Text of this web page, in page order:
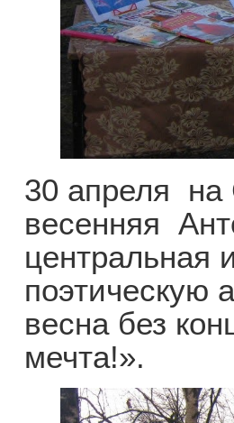
30 апреля на
весенняя
центральная
поэтическую
весна без
мечта!».